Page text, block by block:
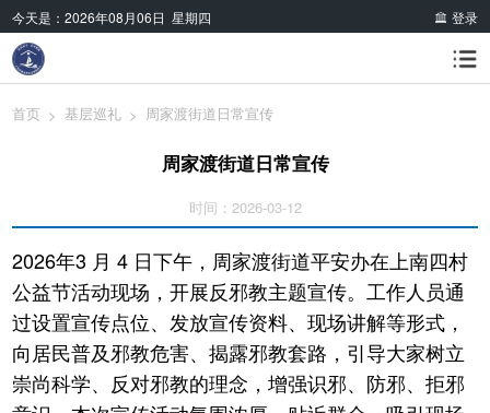
今天是：2026年08月06日 星期四 登录
首页 > 基层巡礼 > 周家渡街道日常宣传
周家渡街道日常宣传
时间：2026-03-12
2026年3 月 4 日下午，周家渡街道平安办在上南四村
公益节活动现场，开展反邪教主题宣传。工作人员通
过设置宣传点位、发放宣传资料、现场讲解等形式，
向居民普及邪教危害、揭露邪教套路，引导大家树立
崇尚科学、反对邪教的理念，增强识邪、防邪、拒邪